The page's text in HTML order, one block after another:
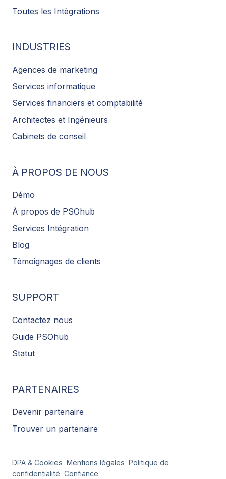
Toutes les Intégrations
INDUSTRIES
Agences de marketing
Services informatique
Services financiers et comptabilité
Architectes et Ingénieurs
Cabinets de conseil
À PROPOS DE NOUS
Démo
À propos de PSOhub
Services Intégration
Blog
Témoignages de clients
SUPPORT
Contactez nous
Guide PSOhub
Statut
PARTENAIRES
Devenir partenaire
Trouver un partenaire
DPA & Cookies Mentions légales Politique de
confidentialité Confiance